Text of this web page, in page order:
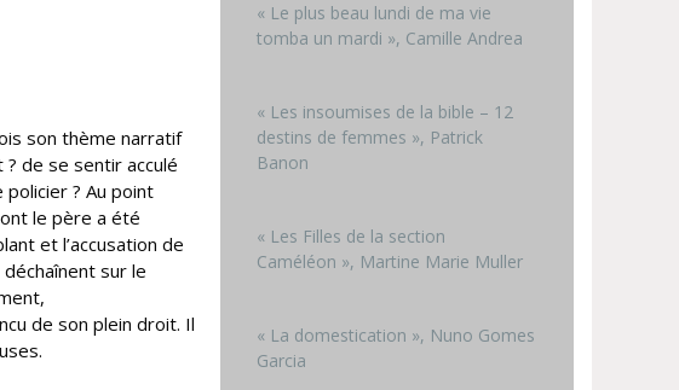
son thème narratif
? de se sentir acculé
? Au point
le père a été
et l’accusation de
sur le
de son plein droit. Il
« Le plus beau lundi de ma vie
tomba un mardi », Camille Andrea
« Les insoumises de la bible – 12
destins de femmes », Patrick
Banon
« Les Filles de la section
Caméléon », Martine Marie Muller
« La domestication », Nuno Gomes
Garcia